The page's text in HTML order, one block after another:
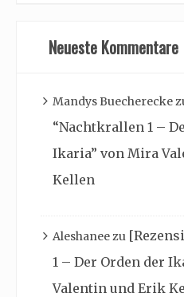
Neueste Kommentare
Mandys Buecherecke
“Nachtkrallen 1 –
Ikaria” von Mira
Kellen
Aleshaneezu
1 – Der Orden der
Valentin und Erik